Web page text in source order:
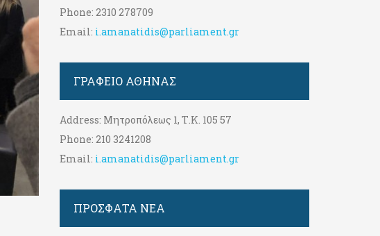
Phone: 2310 278709
Email: i.amanatidis@parliament.gr
ΓΡΑΦΕΊΟ ΑΘΉΝΑΣ
Address: Μητροπόλεως 1, Τ.Κ. 105 57
Phone: 210 3241208
Email: i.amanatidis@parliament.gr
ΠΡΟΣΦΑΤΑ ΝΕΑ